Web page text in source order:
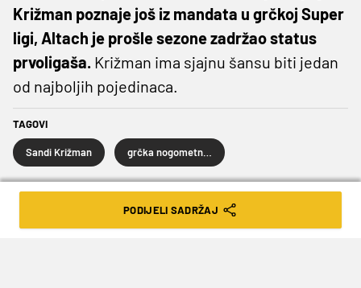
Križman poznaje još iz mandata u grčkoj Super
ligi, Altach je prošle sezone zadržao status
prvoligaša. Križman ima sjajnu šansu biti jedan
od najboljih pojedinaca.
TAGOVI
Sandi Križman
PODIJELI SADRŽAJ